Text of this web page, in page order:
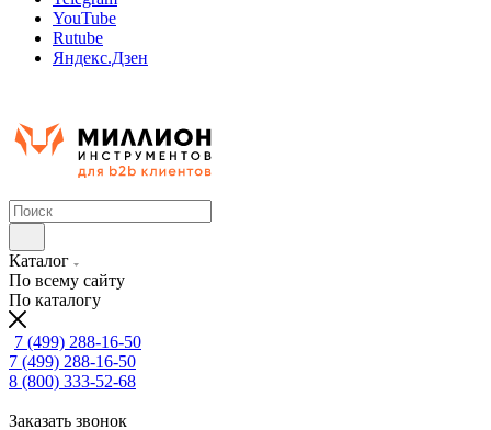
YouTube
Rutube
Яндекс.Дзен
Каталог
По всему сайту
По каталогу
7 (499) 288-16-50
7 (499) 288-16-50
8 (800) 333-52-68
Заказать звонок